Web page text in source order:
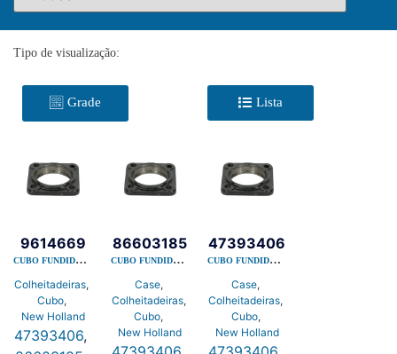
Tipo de visualização:
Grade Lista
Colheitadeiras,
Cubo,
New Holland
CUBO FUNDIDO SEM ROLAMENTO
9614669
47393406,
Case,
Colheitadeiras,
Cubo,
New Holland
CUBO FUNDIDO SEM ROLAMENTO
86603185
Case,
Colheitadeiras,
Cubo,
New Holland
CUBO FUNDIDO SEM ROLAMENTO
47393406